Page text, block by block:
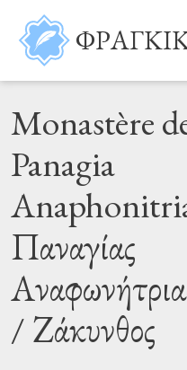
Παράκαμψη προς το κυρίως
Monastère
Panagia
Παναγίας
/ Ζάκυνθος